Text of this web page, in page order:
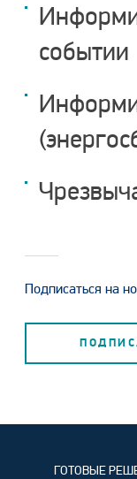
событии
Подписаться на
ГОТОВЫЕ